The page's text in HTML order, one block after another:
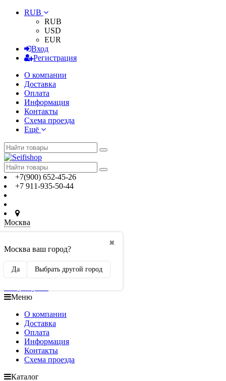
RUB
RUB
USD
EUR
Вход
Регистрация
О компании
Доставка
Оплата
Информация
Контакты
Схема проезда
Ещё
+7(900) 652-45-26
+7 911-935-50-44
Москва
✖
Москва ваш город?
Да Выбрать другой город
Пн.-Сб.. с 11:00 до 19:00
seifi.ru@ya.ru
Корзина (
Меню
О компании
Доставка
Оплата
Информация
Контакты
Схема проезда
Каталог